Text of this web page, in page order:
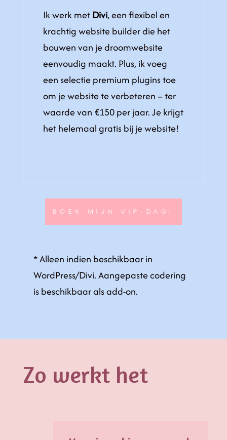
Ik werk metDivi, een flexibel en
krachtig website builder die het
bouwen van je droomwebsite
eenvoudig maakt. Plus, ik voeg
een selectie premium plugins toe
om je website te verbeteren – ter
waarde van €150 per jaar. Je krijgt
het helemaal gratis bij je website!
BOEK MIJN VIP-DAG!
* Alleen indien beschikbaar in
WordPress/Divi. Aangepaste codering
is beschikbaar als add-on.
Zo werkt het